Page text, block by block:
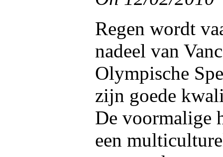
Regen wordt
nadeel van
Olympische
zijn goede
De voormalige
een